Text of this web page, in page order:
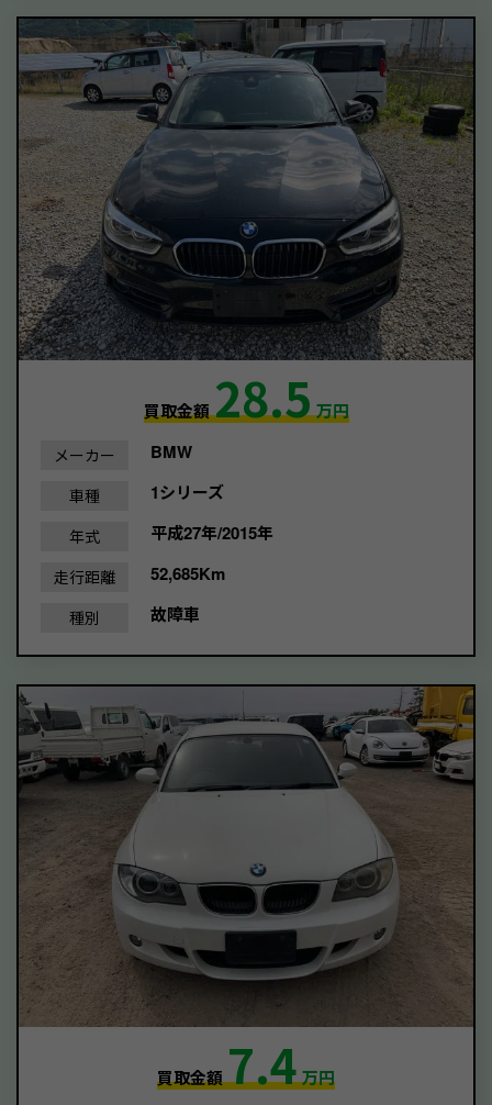
買取金額28.5万円
メーカー BMW
車種 1シリーズ
年式 平成27年/2015年
走行距離 52,685Km
種別 故障車
買取金額7.4万円